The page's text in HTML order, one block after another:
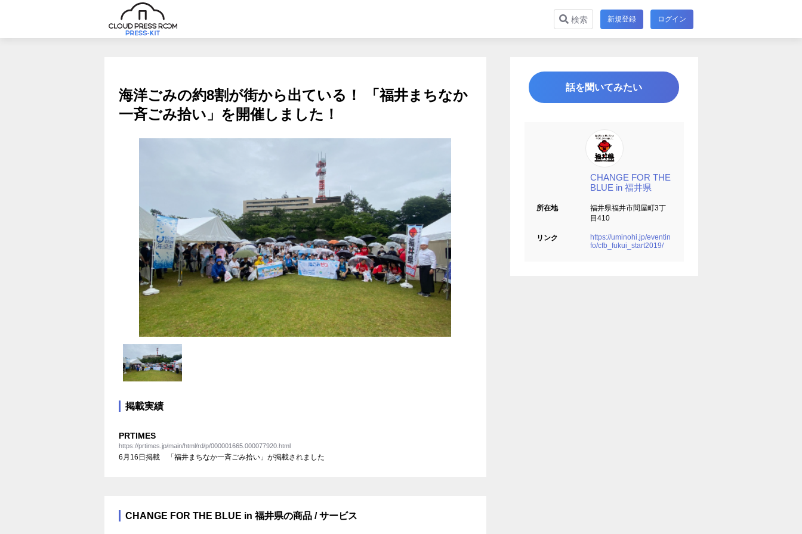
検索 新規登録 ログイン
海洋ごみの約8割が街から出ている！ 「福井まちなか
一斉ごみ拾い」を開催しました！
掲載実績
PRTIMES
https://prtimes.jp/main/html/rd/p/000001665.000077920.html
6月16日掲載 「福井まちなか一斉ごみ拾い」が掲載されました
CHANGE FOR THE BLUE in 福井県の商品 / サービス
話を聞いてみたい
CHANGE FOR THE
BLUE in 福井県
所在地
福井県福井市問屋町3丁
目410
リンク
https://uminohi.jp/eventin
fo/cfb_fukui_start2019/